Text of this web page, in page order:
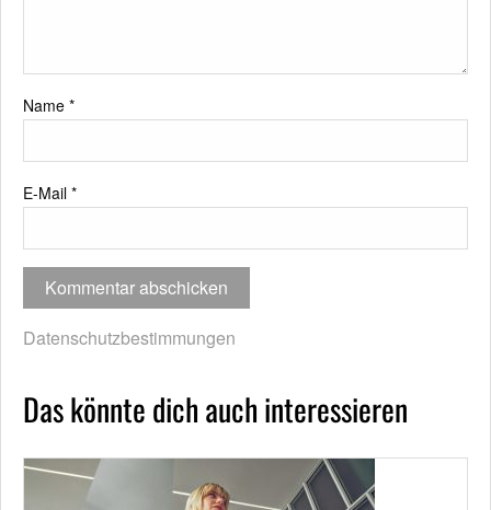
Name *
E-Mail *
Datenschutzbestimmungen
Das könnte dich auch interessieren